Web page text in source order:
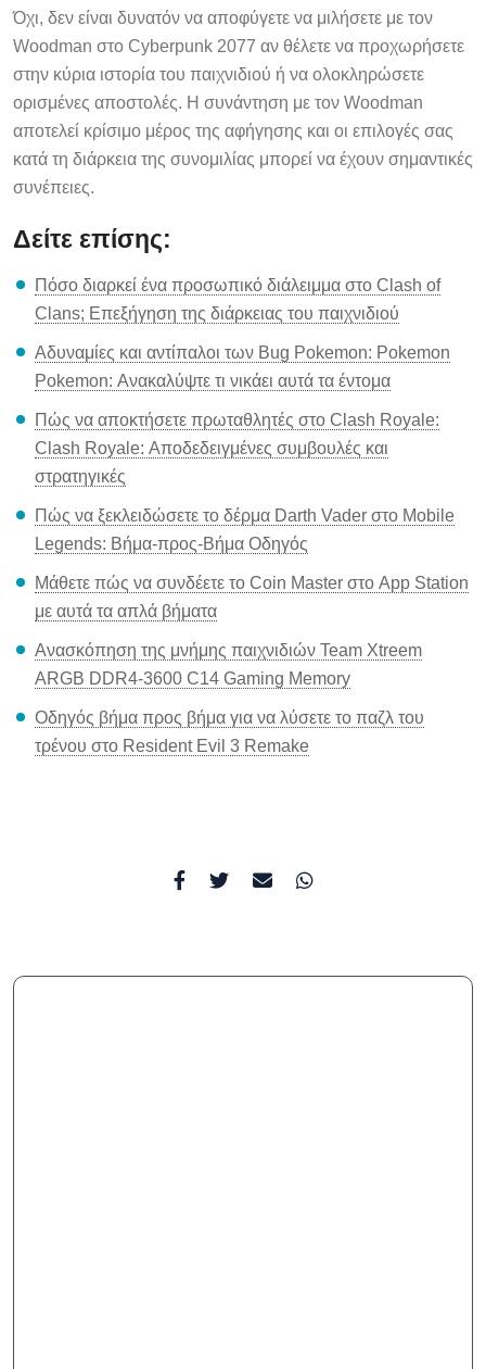
Όχι, δεν είναι δυνατόν να αποφύγετε να μιλήσετε με τον
Woodman στο Cyberpunk 2077 αν θέλετε να προχωρήσετε
στην κύρια ιστορία του παιχνιδιού ή να ολοκληρώσετε
ορισμένες αποστολές. Η συνάντηση με τον Woodman
αποτελεί κρίσιμο μέρος της αφήγησης και οι επιλογές σας
κατά τη διάρκεια της συνομιλίας μπορεί να έχουν σημαντικές
συνέπειες.
Δείτε επίσης:
Πόσο διαρκεί ένα προσωπικό διάλειμμα στο Clash of
Clans; Επεξήγηση της διάρκειας του παιχνιδιού
Αδυναμίες και αντίπαλοι των Bug Pokemon: Pokemon
Pokemon: Ανακαλύψτε τι νικάει αυτά τα έντομα
Πώς να αποκτήσετε πρωταθλητές στο Clash Royale:
Clash Royale: Αποδεδειγμένες συμβουλές και
στρατηγικές
Πώς να ξεκλειδώσετε το δέρμα Darth Vader στο Mobile
Legends: Βήμα-προς-Βήμα Οδηγός
Μάθετε πώς να συνδέετε το Coin Master στο App Station
με αυτά τα απλά βήματα
Ανασκόπηση της μνήμης παιχνιδιών Team Xtreem
ARGB DDR4-3600 C14 Gaming Memory
Οδηγός βήμα προς βήμα για να λύσετε το παζλ του
τρένου στο Resident Evil 3 Remake